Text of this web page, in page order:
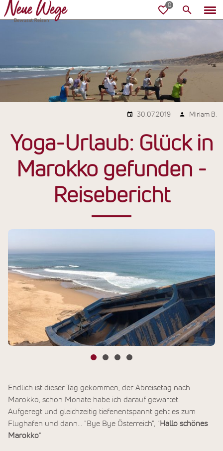
30.07.2019 Miriam B.
Yoga-Urlaub: Glück in
Marokko gefunden -
Reisebericht
Endlich ist dieser Tag gekommen, der Abreisetag nach
Marokko, schon Monate habe ich darauf gewartet.
Aufgeregt und gleichzeitig tiefenentspannt geht es zum
Flughafen und dann... "Bye Bye Österreich", " Hallo schönes
Marokko"